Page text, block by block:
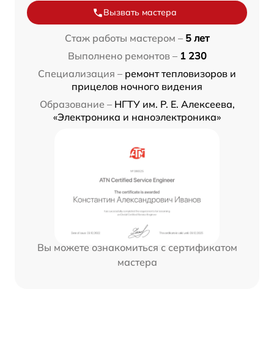
Вызвать мастера
Стаж работы мастером – 5 лет
Выполнено ремонтов – 1 230
Специализация – ремонт тепловизоров и
прицелов ночного видения
Образование – НГТУ им. Р. Е. Алексеева,
«Электроника и наноэлектроника»
Вы можете ознакомиться с сертификатом
мастера